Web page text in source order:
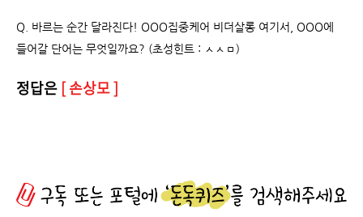
Q. 바르는 순간 달라진다! OOO집중케어 비더살롱 여기서, OOO에
들어갈 단어는 무엇일까요? (초성힌트 : ㅅㅅㅁ)
정답은 [ 손상모 ]